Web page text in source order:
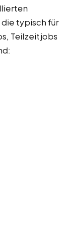
typisch für
Teilzeitjobs